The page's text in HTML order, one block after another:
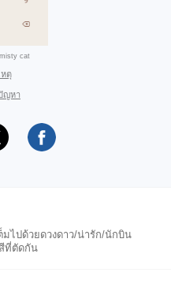
cat
หตุ
ญหา
มไปด้วยดวงดาว/น่ารัก/นักบิน
ที่ตัดกัน